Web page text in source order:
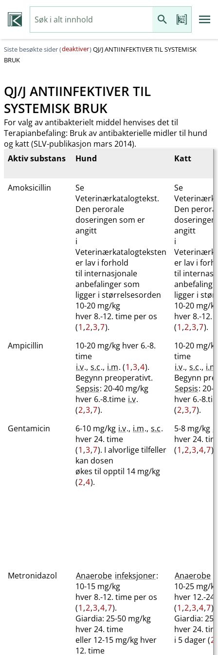
Siste besøkte sider (deaktiver)QJ​/​J ANTIINFEKTIVER TIL SYSTEMISK
BRUK
QJ​/​J ANTIINFEKTIVER TIL
SYSTEMISK BRUK
For valg av antibakterielt middel henvises det til
Terapianbefaling: Bruk av antibakterielle midler til hund
og katt (SLV-publikasjon mars 2014).
Aktiv substans
Hund Katt
Amoksicillin
Se
Veterinærkatalogtekst.
Den perorale
doseringen som er
angitt
i
Veterinærkatalogteksten
er lav i forhold
til internasjonale
anbefalinger som
ligger i størrelsesorden
10-20 mg/kg
hver 8.-12. time per os
(1 ,2,3,7).
Se
Den
angitt
i
er lav i
til
ligger i
10-20 mg/
hver 8.-12.
(1 ,2,3,7).
Ampicillin
10-20 mg/kg hver 6.-8.
time
i.v., s.c., i.m. (1 ,3,4).
Begynn preoperativt.
Sepsis: 20-40 mg/kg
hver 6.-8.time i.v.
(2,3,7).
10-20 mg/
time
i.v., s.c., i.m
Begynn
Sepsis: 20-
hver 6.-
(2,3,7).
Gentamicin
6-10 mg/kg i.v., i.m., s.c.
hver 24. time
(1 ,3,7). I alvorlige tilfeller
kan dosen
økes til opptil 14 mg/kg
(2,4).
5-8 mg/kg
hver 24.
(1 ,2,3,4,7).
Metronidazol Anaerobe infeksjoner:
10-15 mg/kg
hver 8.-12. time per os
(1 ,2,3,4,7).
Giardia: 25-50 mg/kg
hver 24. time
eller 12-15 mg/kg hver
12. time
Anaerobe
10-25 mg/
hver 12.-
(1 ,2,3,4,7).
Giardia:
hver 24.
i 5 dager (2